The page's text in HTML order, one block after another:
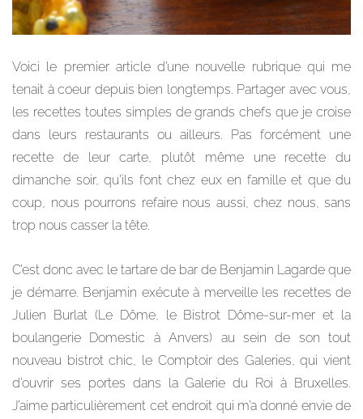
Voici le premier article d’une nouvelle rubrique qui me
tenait à coeur depuis bien longtemps. Partager avec vous,
les recettes toutes simples de grands chefs que je croise
dans leurs restaurants ou ailleurs. Pas forcément une
recette de leur carte, plutôt même une recette du
dimanche soir, qu’ils font chez eux en famille et que du
coup, nous pourrons refaire nous aussi, chez nous, sans
trop nous casser la tête.
C’est donc avec le tartare de bar de Benjamin Lagarde que
je démarre. Benjamin exécute à merveille les recettes de
Julien Burlat (Le Dôme, le Bistrot Dôme-sur-mer et la
boulangerie Domestic à Anvers) au sein de son tout
nouveau bistrot chic, le Comptoir des Galeries, qui vient
d’ouvrir ses portes dans la Galerie du Roi à Bruxelles.
J’aime particulièrement cet endroit qui m’a donné envie de